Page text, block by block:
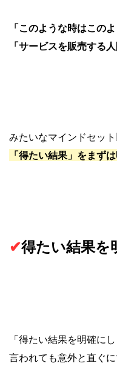
「このような時はこの
「サービスを販売する
みたいなマインドセッ
「得たい結果」をまず
✔︎得たい結果
「得たい結果を明確に
言われても意外と直ぐに